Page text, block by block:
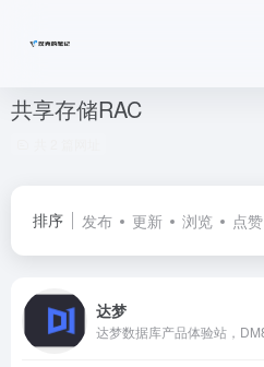
共享存储RAC
排序 发布 更新 浏览 点赞
达梦